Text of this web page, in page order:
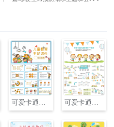
可爱卡通儿童背景幼儿园PPT课件模板 可爱卡通儿童教育课件PPT模板